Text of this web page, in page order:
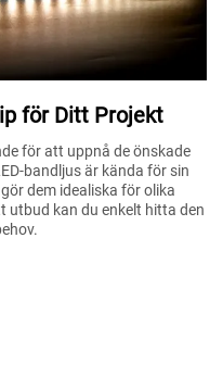
för Ditt Projekt
för att uppnå de önskade
bandljus är kända för sin
dem idealiska för olika
utbud kan du enkelt hitta den